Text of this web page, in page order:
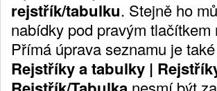
rejstřík/tabulku. Stejně ho
nabídky pod pravým tlačítkem
Přímá úprava seznamu je
Rejstříky a tabulky |